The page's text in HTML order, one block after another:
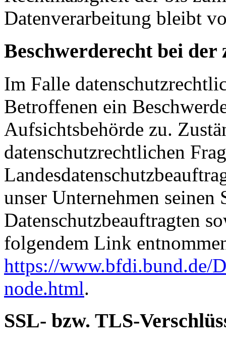
Datenverarbeitung bleibt
Beschwerderecht bei
Im Falle
Betroffenen ein
Aufsichtsbehörde zu.
datenschutzrechtlichen
unser Unternehmen
Datenschutzbeauftragten
folgendem Link
https://www.bfdi.bund.de/
node.html.
SSL- bzw. TLS-